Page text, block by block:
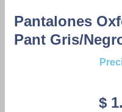
Pantalones
Pant Gris/
$